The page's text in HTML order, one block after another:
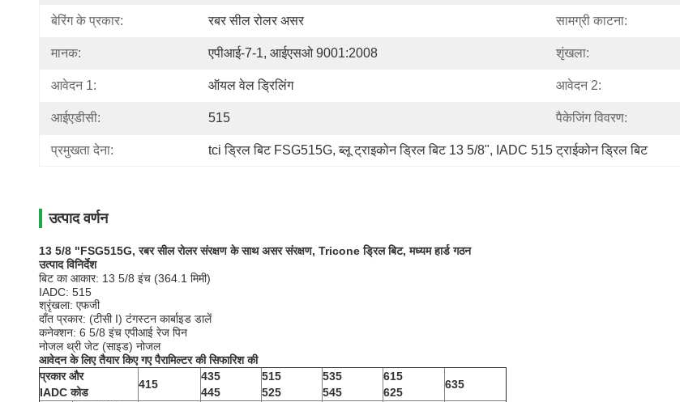
बेरिंग के प्रकार: रबर सील रोलर असर सामग्री काटना:
मानक: एपीआई-7-1, आईएसओ 9001:2008 शृंखला:
आवेदन 1: ऑयल वेल ड्रिलिंग आवेदन 2:
आईएडीसी: 515 पैकेजिंग विवरण:
प्रमुखता देना: tci ड्रिल बिट FSG515G, ब्लू ट्राइकोन ड्रिल बिट 13 5/8", IADC 515 ट्राईकोन ड्रिल बिट
उत्पाद वर्णन
13 5/8 "FSG515G, रबर सील रोलर संरक्षण के साथ असर संरक्षण, Tricone ड्रिल बिट, मध्यम हार्ड गठन
उत्पाद विनिर्देश
बिट का आकार: 13 5/8 इंच (364.1 मिमी)
IADC: 515
श्रृंखला: एफजी
दाँत प्रकार: (टीसी I) टंगस्टन कार्बाइड डालें
कनेक्शन: 6 5/8 इंच एपीआई रेज पिन
नोजल थ्री जेट (साइड) नोजल
आवेदन के लिए तैयार किए गए पैरामिल्टर की सिफारिश की
प्रकार और
IADC कोड
415
435
445
515
525
535
545
615
625
635